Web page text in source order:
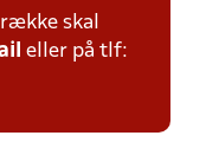
skal
eller på tlf: